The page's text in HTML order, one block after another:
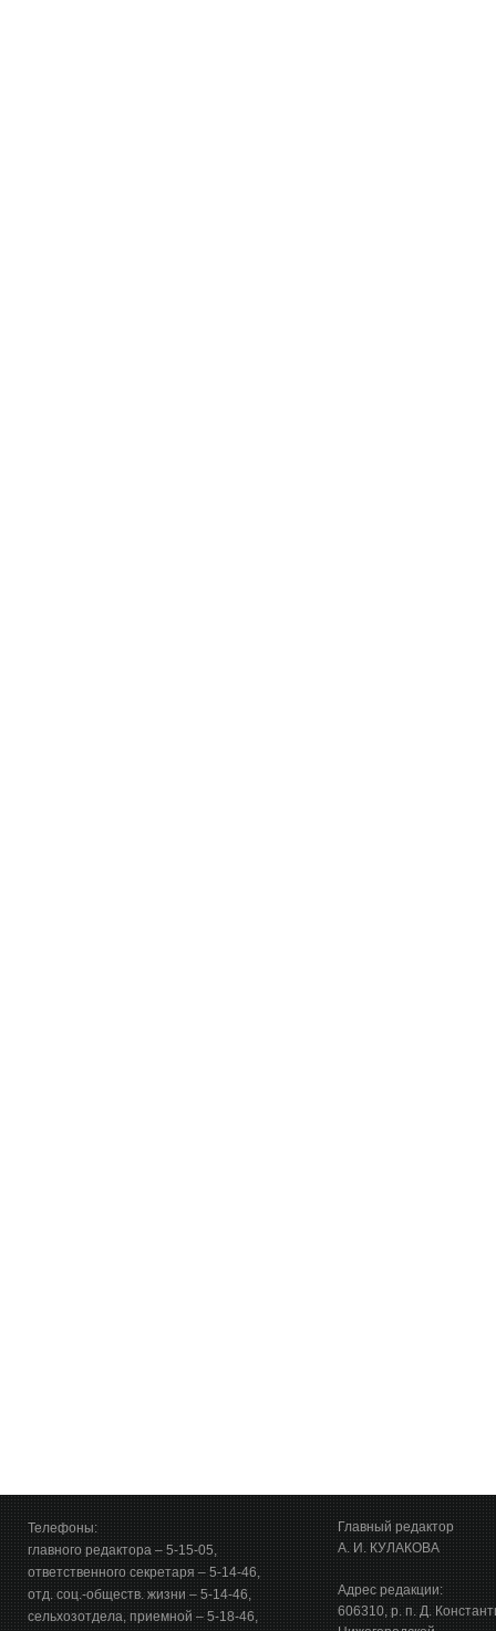
Телефоны:
главного редактора – 5-15-05,
ответственного секретаря – 5-14-46,
отд. соц.-обществ. жизни – 5-14-46,
сельхозотдела, приемной – 5-18-46,
Главный редактор
А. И. КУЛАКОВА
Адрес редакции:
606310, р. п. Д.